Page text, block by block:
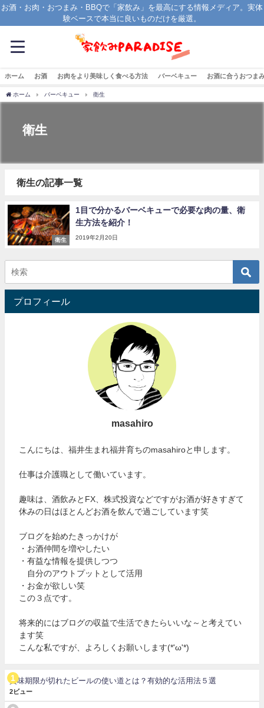
お酒・お肉・おつまみ・BBQで「家飲み」を最高にする情報メディア。実体
験ベースで本当に良いものだけを厳選。
ホーム お酒 お肉をより美味しく食べる方法 バーベキュー お酒に合うおつま
ホーム バーベキュー 衛生
衛生
衛生の記事一覧
衛生
1目で分かるバーベキューで必要な肉の量、衛
生方法を紹介！
2019年2月20日
プロフィール
masahiro
こんにちは、福井生まれ福井育ちのmasahiroと申します。
仕事は介護職として働いています。
趣味は、酒飲みとFX、株式投資などですがお酒が好きすぎて
休みの日はほとんどお酒を飲んで過ごしています笑
ブログを始めたきっかけが
・お酒仲間を増やしたい
・有益な情報を提供しつつ
自分のアウトプットとして活用
・お金が欲しい笑
この３点です。
将来的にはブログの収益で生活できたらいいな～と考えてい
ます笑
こんな私ですが、よろしくお願いします(*'ω'*)
賞味期限が切れたビールの使い道とは？有効的な活用法５選
2ビュー